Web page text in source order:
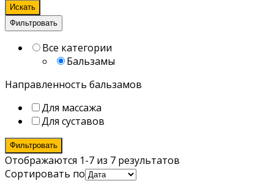
Искать
Фильтровать
Все категории
Бальзамы
Направленность бальзамов
Для массажа
Для суставов
Фильтровать
Отображаются 1-7 из 7 результатов
Сортировать по